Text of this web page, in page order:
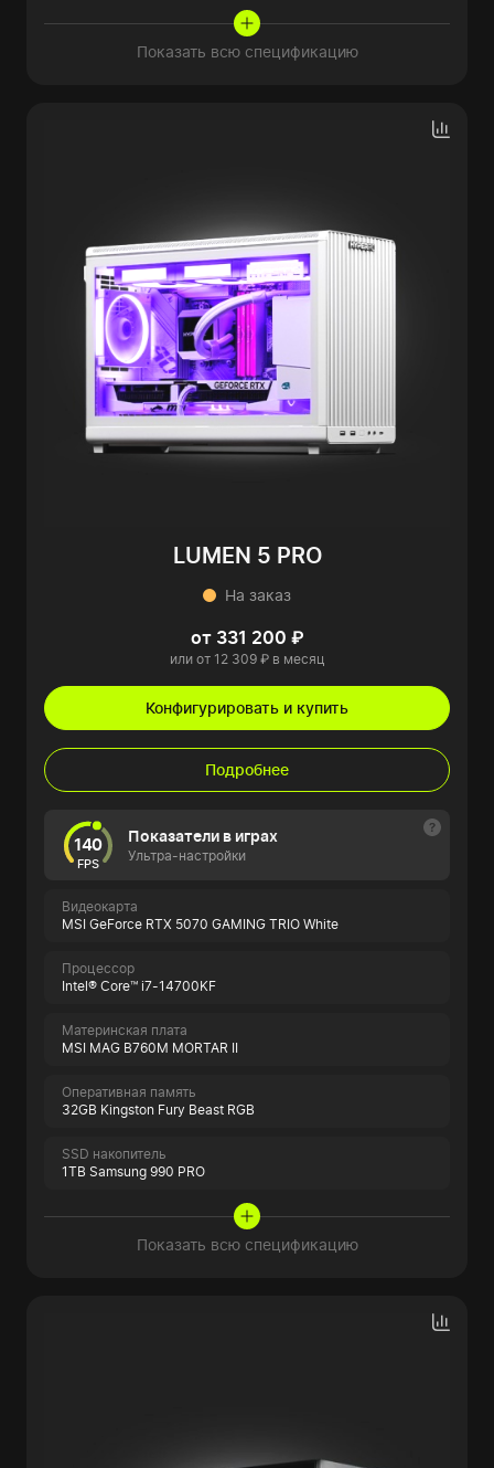
Показать всю спецификацию
LUMEN 5 PRO
На заказ
от 331 200 ₽
или от 12 309 ₽ в месяц
Конфигурировать и купить
Подробнее
140
FPS
Показатели в играх
Ультра-настройки
Видеокарта
MSI GeForce RTX 5070 GAMING TRIO White
Процессор
Intel® Core™ i7-14700KF
Материнская плата
MSI MAG B760M MORTAR II
Оперативная память
32GB Kingston Fury Beast RGB
SSD накопитель
1TB Samsung 990 PRO
Показать всю спецификацию